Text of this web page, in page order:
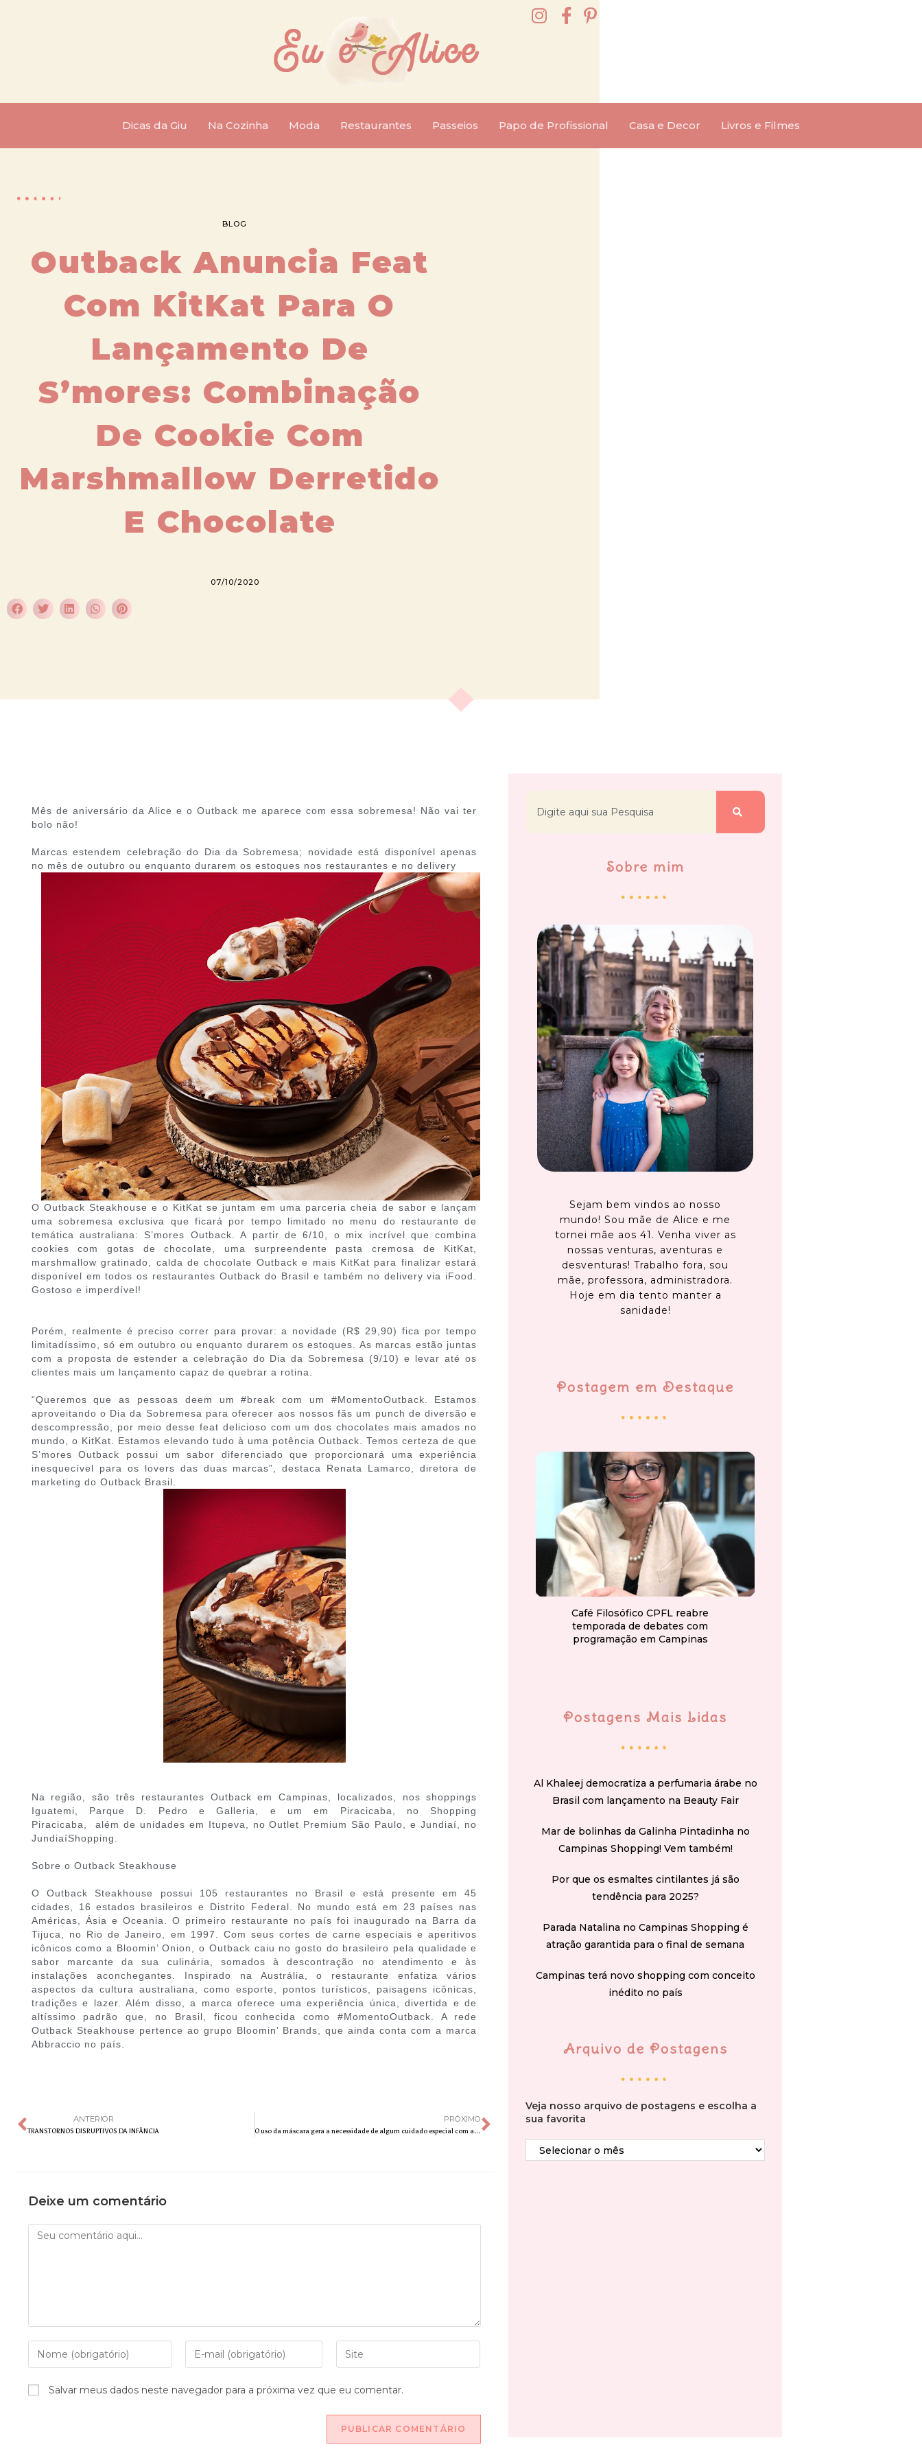
Dicas da Giu Na Cozinha Moda Restaurantes Passeios Papo de Profissional Casa e Decor Livros e Filmes
BLOG
Outback Anuncia Feat
Com KitKat Para O
Lançamento De
S’mores: Combinação
De Cookie Com
Marshmallow Derretido
E Chocolate
07/10/2020
Mês de aniversário da Alice e o Outback me aparece com essa sobremesa! Não vai ter
bolo não!
Marcas estendem celebração do Dia da Sobremesa; novidade está disponível apenas
no mês de outubro ou enquanto durarem os estoques nos restaurantes e no delivery
O Outback Steakhouse e o KitKat se juntam em uma parceria cheia de sabor e lançam
uma sobremesa exclusiva que ficará por tempo limitado no menu do restaurante de
temática australiana: S’mores Outback. A partir de 6/10, o mix incrível que combina
cookies com gotas de chocolate, uma surpreendente pasta cremosa de KitKat,
marshmallow gratinado, calda de chocolate Outback e mais KitKat para finalizar estará
disponível em todos os restaurantes Outback do Brasil e também no delivery via iFood.
Gostoso e imperdível!
Porém, realmente é preciso correr para provar: a novidade (R$ 29,90) fica por tempo
limitadíssimo, só em outubro ou enquanto durarem os estoques. As marcas estão juntas
com a proposta de estender a celebração do Dia da Sobremesa (9/10) e levar até os
clientes mais um lançamento capaz de quebrar a rotina.
“Queremos que as pessoas deem um #break com um #MomentoOutback. Estamos
aproveitando o Dia da Sobremesa para oferecer aos nossos fãs um punch de diversão e
descompressão, por meio desse feat delicioso com um dos chocolates mais amados no
mundo, o KitKat. Estamos elevando tudo à uma potência Outback. Temos certeza de que
S’mores Outback possui um sabor diferenciado que proporcionará uma experiência
inesquecível para os lovers das duas marcas”, destaca Renata Lamarco, diretora de
marketing do Outback Brasil.
Na região, são três restaurantes Outback em Campinas, localizados, nos shoppings
Iguatemi, Parque D. Pedro e Galleria, e um em Piracicaba, no Shopping
Piracicaba, além de unidades em Itupeva, no Outlet Premium São Paulo, e Jundiaí, no
JundiaíShopping.
Sobre o Outback Steakhouse
O Outback Steakhouse possui 105 restaurantes no Brasil e está presente em 45
cidades, 16 estados brasileiros e Distrito Federal. No mundo está em 23 países nas
Américas, Ásia e Oceania. O primeiro restaurante no país foi inaugurado na Barra da
Tijuca, no Rio de Janeiro, em 1997. Com seus cortes de carne especiais e aperitivos
icônicos como a Bloomin’ Onion, o Outback caiu no gosto do brasileiro pela qualidade e
sabor marcante da sua culinária, somados à descontração no atendimento e às
instalações aconchegantes. Inspirado na Austrália, o restaurante enfatiza vários
aspectos da cultura australiana, como esporte, pontos turísticos, paisagens icônicas,
tradições e lazer. Além disso, a marca oferece uma experiência única, divertida e de
altíssimo padrão que, no Brasil, ficou conhecida como #MomentoOutback. A rede
Outback Steakhouse pertence ao grupo Bloomin’ Brands, que ainda conta com a marca
Abbraccio no país.
ANTERIOR
TRANSTORNOS DISRUPTIVOS DA INFÂNCIA
PRÓXIMO
O uso da máscara gera a necessidade de algum cuidado especial com a pele do rosto?
Deixe um comentário
Salvar meus dados neste navegador para a próxima vez que eu comentar.
Sobre mim
Sejam bem vindos ao nosso
mundo! Sou mãe de Alice e me
tornei mãe aos 41. Venha viver as
nossas venturas, aventuras e
desventuras! Trabalho fora, sou
mãe, professora, administradora.
Hoje em dia tento manter a
sanidade!
Postagem em Destaque
Café Filosófico CPFL reabre
temporada de debates com
programação em Campinas
Postagens Mais Lidas
Al Khaleej democratiza a perfumaria árabe no
Brasil com lançamento na Beauty Fair
Mar de bolinhas da Galinha Pintadinha no
Campinas Shopping! Vem também!
Por que os esmaltes cintilantes já são
tendência para 2025?
Parada Natalina no Campinas Shopping é
atração garantida para o final de semana
Campinas terá novo shopping com conceito
inédito no país
Arquivo de Postagens
Veja nosso arquivo de postagens e escolha a
sua favorita